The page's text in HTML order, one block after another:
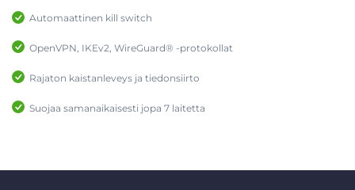
Automaattinen kill switch
OpenVPN, IKEv2, WireGuard® -protokollat
Rajaton kaistanleveys ja tiedonsiirto
Suojaa samanaikaisesti jopa 7 laitetta